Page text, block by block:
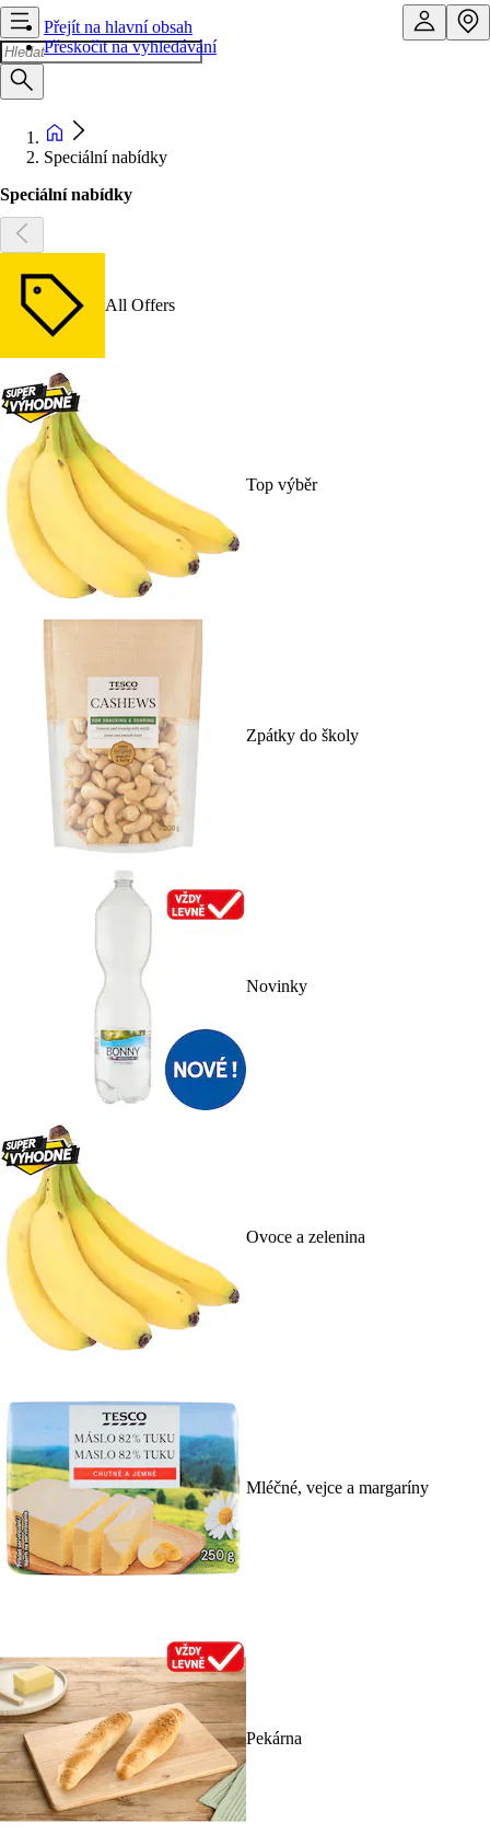
Přejít na hlavní obsah
Přeskočit na vyhledávání
Speciální nabídky
Speciální nabídky
All Offers
Top výběr
Zpátky do školy
Novinky
Ovoce a zelenina
Mléčné, vejce a margaríny
Pekárna